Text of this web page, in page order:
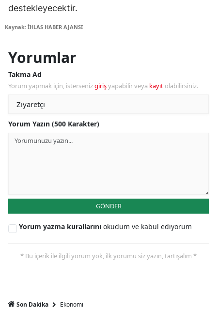
destekleyecektir.
Kaynak: İHLAS HABER AJANSI
Yorumlar
Takma Ad
Yorum yapmak için, istersenizgirişyapabilir veya kayıt olabilirsiniz.
Yorum Yazın (500 Karakter)
GÖNDER
Yorum yazma kurallarını okudum ve kabul ediyorum
* Bu içerik ile ilgili yorum yok, ilk yorumu siz yazın, tartışalım *
Son Dakika Ekonomi